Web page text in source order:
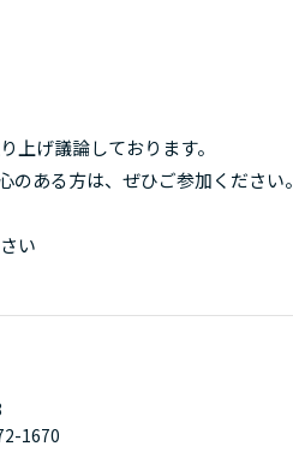
上げ議論しております。
ある方は、ぜひご参加ください。
い
1670